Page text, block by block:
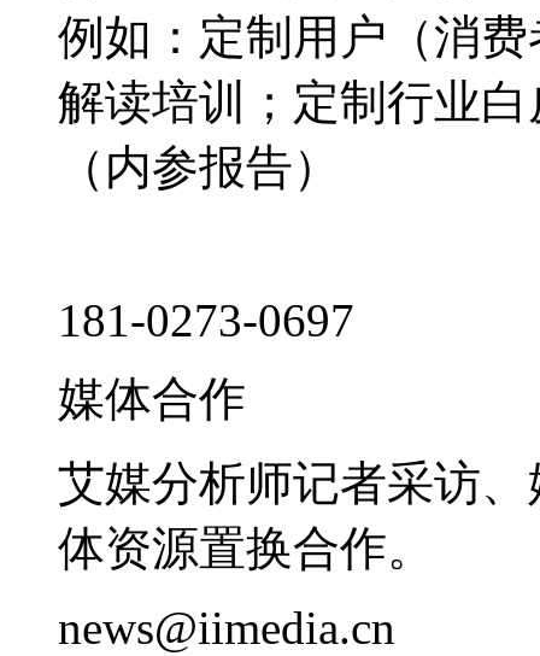
例如：定制用户（消
解读培训；定制行业
（内参报告）
181-0273-0697
媒体合作
艾媒分析师记者采访
体资源置换合作。
news@iimedia.cn